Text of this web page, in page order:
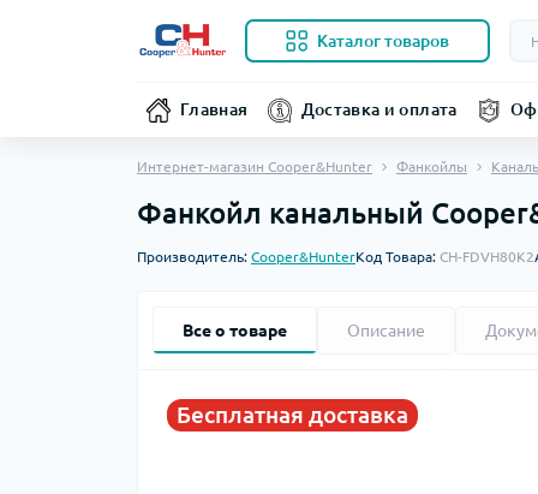
Каталог товаров
Главная Доставка и оплата
Интернет-магазин Cooper&Hunter Фанкойлы
Фанкойл канальный
Производитель: Cooper&HunterКод Товара: CH-FDVH80K2
Все о товаре Описание
Бесплатная доставка